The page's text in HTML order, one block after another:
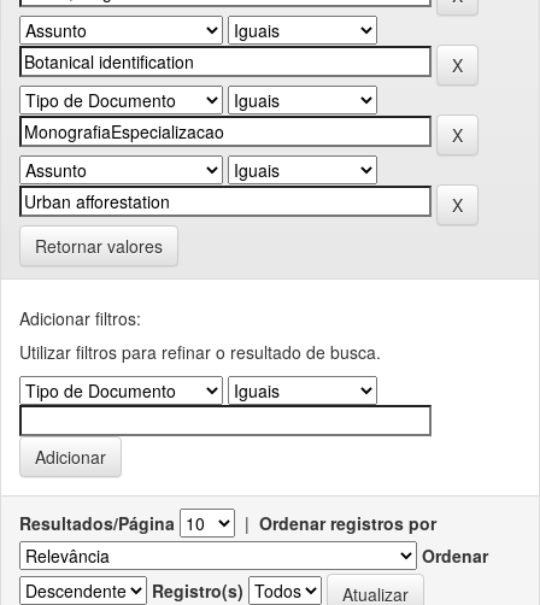
Retornar valores
Adicionar filtros:
Utilizar filtros para refinar o resultado de busca.
Resultados/Página | Ordenar registros por
Ordenar
Registro(s)